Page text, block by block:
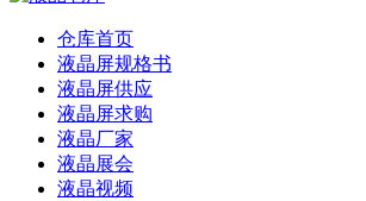
仓库首页
液晶屏规格书
液晶屏供应
液晶屏求购
液晶厂家
液晶展会
液晶视频